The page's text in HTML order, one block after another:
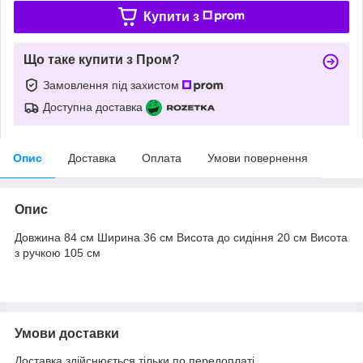
Купити з
Що таке купити з Пром?
Замовлення під захистом
Доступна доставка
Опис Доставка Оплата Умови повернення
Опис
Довжина 84 см Ширина 36 см Висота до сидіння 20 см Висота
з ручкою 105 см
Умови доставки
Доставка здійснюється тільки по передоплаті.